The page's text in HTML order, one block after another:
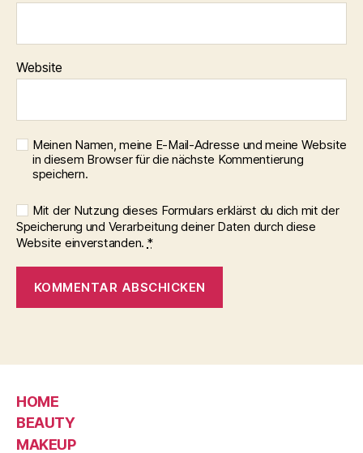
Website
Meinen Namen, meine E-Mail-Adresse und meine Website
in diesem Browser für die nächste Kommentierung
speichern.
Mit der Nutzung dieses Formulars erklärst du dich mit der
Speicherung und Verarbeitung deiner Daten durch diese
Website einverstanden. *
HOME
BEAUTY
MAKEUP